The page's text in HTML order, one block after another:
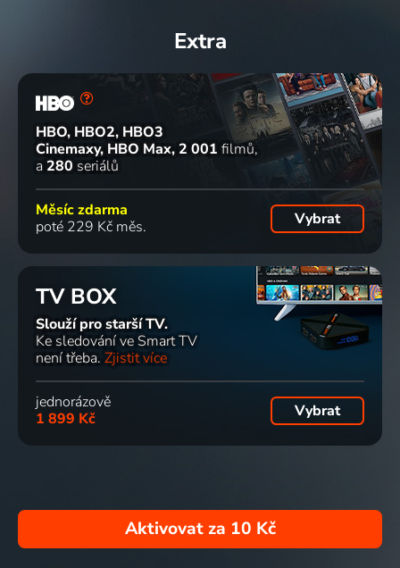
Extra
HBO, HBO2, HBO3
Cinemaxy, HBO Max 2 001 filmů
a 280 seriálů
Měsíc zdarma
poté 229 Kč měs.
Vybrat
TV BOX
Slouží pro starší TV.
Ke sledování ve Smart TV
není třeba. Zjistit více
jednorázově
1 899 Kč
Vybrat
Aktivovat za 10 Kč